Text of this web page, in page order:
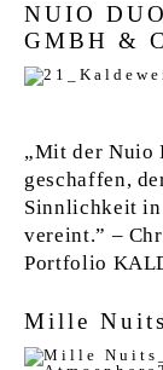
NUIO
GMBH &
„Mit der Nuio
geschaffen,
Sinnlichkeit
vereint.” –
Portfolio
Mille